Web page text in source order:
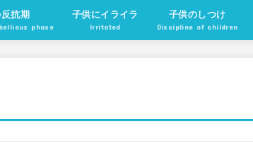
抗期
phase
子供にイライラ
Irritated
子供のしつけ
Discipline of children